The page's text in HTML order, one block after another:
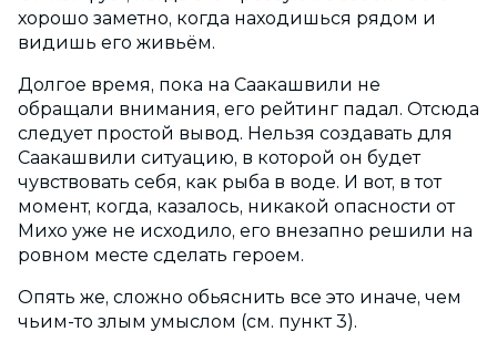
хорошо заметно, когда находишься рядом и
видишь его живьём.
Долгое время, пока на Саакашвили не
обращали внимания, его рейтинг падал. Отсюда
следует простой вывод. Нельзя создавать для
Саакашвили ситуацию, в которой он будет
чувствовать себя, как рыба в воде. И вот, в тот
момент, когда, казалось, никакой опасности от
Михо уже не исходило, его внезапно решили на
ровном месте сделать героем.
Опять же, сложно обьяснить все это иначе, чем
чьим-то злым умыслом (см. пункт 3).